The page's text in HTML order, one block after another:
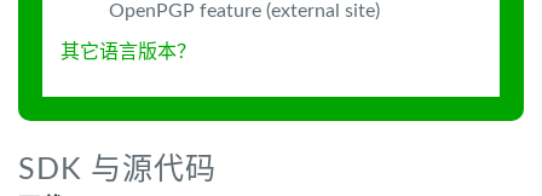
OpenPGP feature (external site)
其它语言版本？
SDK 与源代码